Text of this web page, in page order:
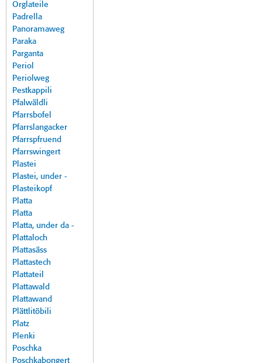
Orglateile
Padrella
Panoramaweg
Paraka
Parganta
Periol
Periolweg
Pestkappili
Pfalwäldli
Pfarrsbofel
Pfarrslangacker
Pfarrspfruend
Pfarrswingert
Plastei
Plastei, under -
Plasteikopf
Platta
Platta
Platta, under da -
Plattaloch
Plattasäss
Plattastech
Plattateil
Plattawald
Plattawand
Plättlitöbili
Platz
Plenki
Poschka
Poschkabongert